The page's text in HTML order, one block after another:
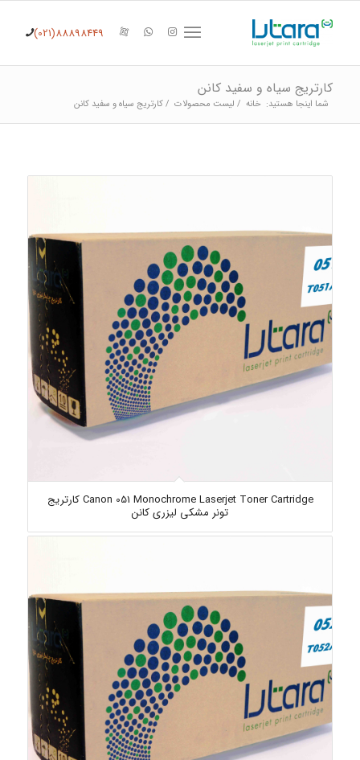
(021)88898449
کارتریج سیاه و سفید کانن
شما اینجا هستید: خانه / لیست محصولات / کارتریج سیاه و سفید کانن
Canon 051 Monochrome Laserjet Toner Cartridge کارتریج
تونر مشکی لیزری کانن